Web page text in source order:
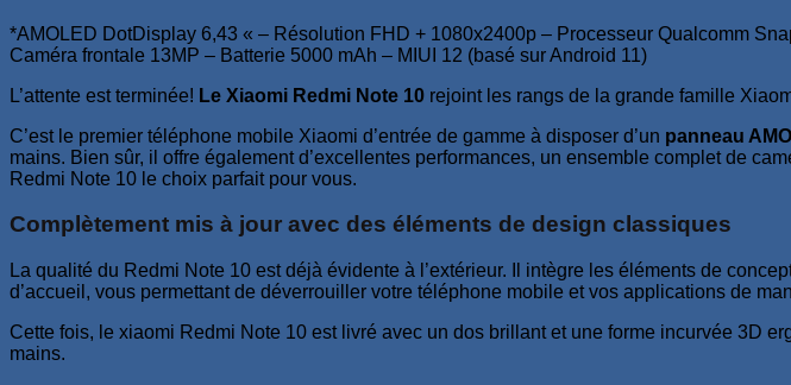
*AMOLED DotDisplay 6,43 « – Résolution FHD + 1080x2400p – Processeur Qualcomm
Caméra frontale 13MP – Batterie 5000 mAh – MIUI 12 (basé sur Android 11)
L’attente est terminée! Le Xiaomi Redmi Note 10 rejoint les rangs de la grande famille
C’est le premier téléphone mobile Xiaomi d’entrée de gamme à disposer d’un panneau
mains. Bien sûr, il offre également d’excellentes performances, un ensemble complet de
Redmi Note 10 le choix parfait pour vous.
Complètement mis à jour avec des éléments de design classiques
La qualité du Redmi Note 10 est déjà évidente à l’extérieur. Il intègre les éléments de
d’accueil, vous permettant de déverrouiller votre téléphone mobile et vos applications de
Cette fois, le xiaomi Redmi Note 10 est livré avec un dos brillant et une forme incurvée 3D
mains.